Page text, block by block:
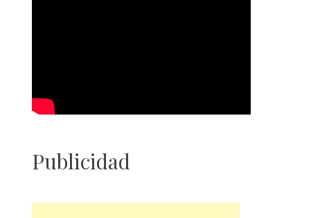
Publicidad